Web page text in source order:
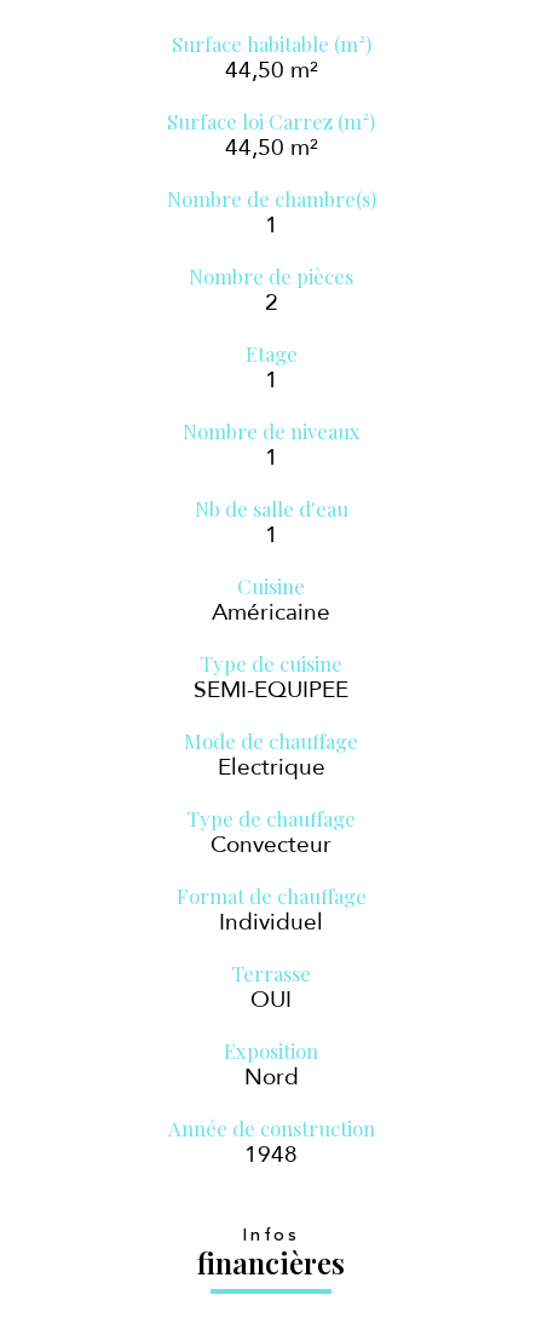
Surface habitable (m²)
44,50 m²
Surface loi Carrez (m²)
44,50 m²
Nombre de chambre(s)
1
Nombre de pièces
2
Etage
1
Nombre de niveaux
1
Nb de salle d'eau
1
Cuisine
Américaine
Type de cuisine
SEMI-EQUIPEE
Mode de chauffage
Electrique
Type de chauffage
Convecteur
Format de chauffage
Individuel
Terrasse
OUI
Exposition
Nord
Année de construction
1948
Infos
financières